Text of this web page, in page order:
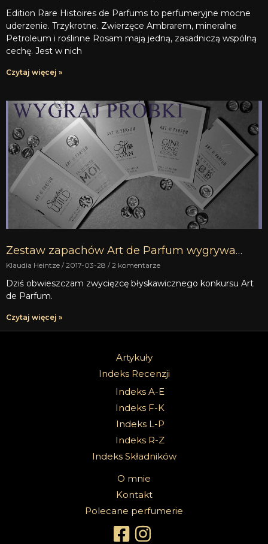
Edition Rare Histoires de Parfums to perfumeryjne mocne
uderzenie. Trzykrotne. Zwierzęce Ambrarem, mineralne
Petroleum i roślinne Rosam mają jedną, zasadniczą wspólną
cechę. Jest w nich
Czytaj więcej »
Zestaw zapachów Art de Parfum wygrywa…
Klaudia Heintze 2017-03-28 2 komentarze
Dziś obwieszczam zwycięzcę błyskawicznego konkursu Art
de Parfum.
Czytaj więcej »
Artykuły
Indeks Recenzji
Indeks A-E
Indeks F-K
Indeks L-P
Indeks R-Z
Indeks Składników
O mnie
Kontakt
Polecane perfumerie